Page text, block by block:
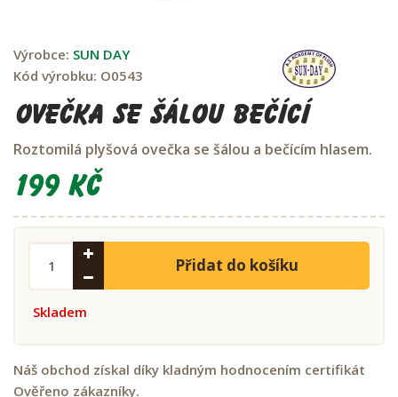
Výrobce: SUN DAY
Kód výrobku: O0543
Ovečka se šálou bečící
Roztomilá plyšová ovečka se šálou a bečícím hlasem.
199 Kč
Přidat do košíku
Skladem
Náš obchod získal díky kladným hodnocením certifikát
Ověřeno zákazníky.